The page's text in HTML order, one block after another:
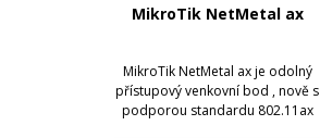
MikroTik NetMetal ax
MikroTik NetMetal ax je odolný
přístupový venkovní bod , nově s
podporou standardu 802.11ax